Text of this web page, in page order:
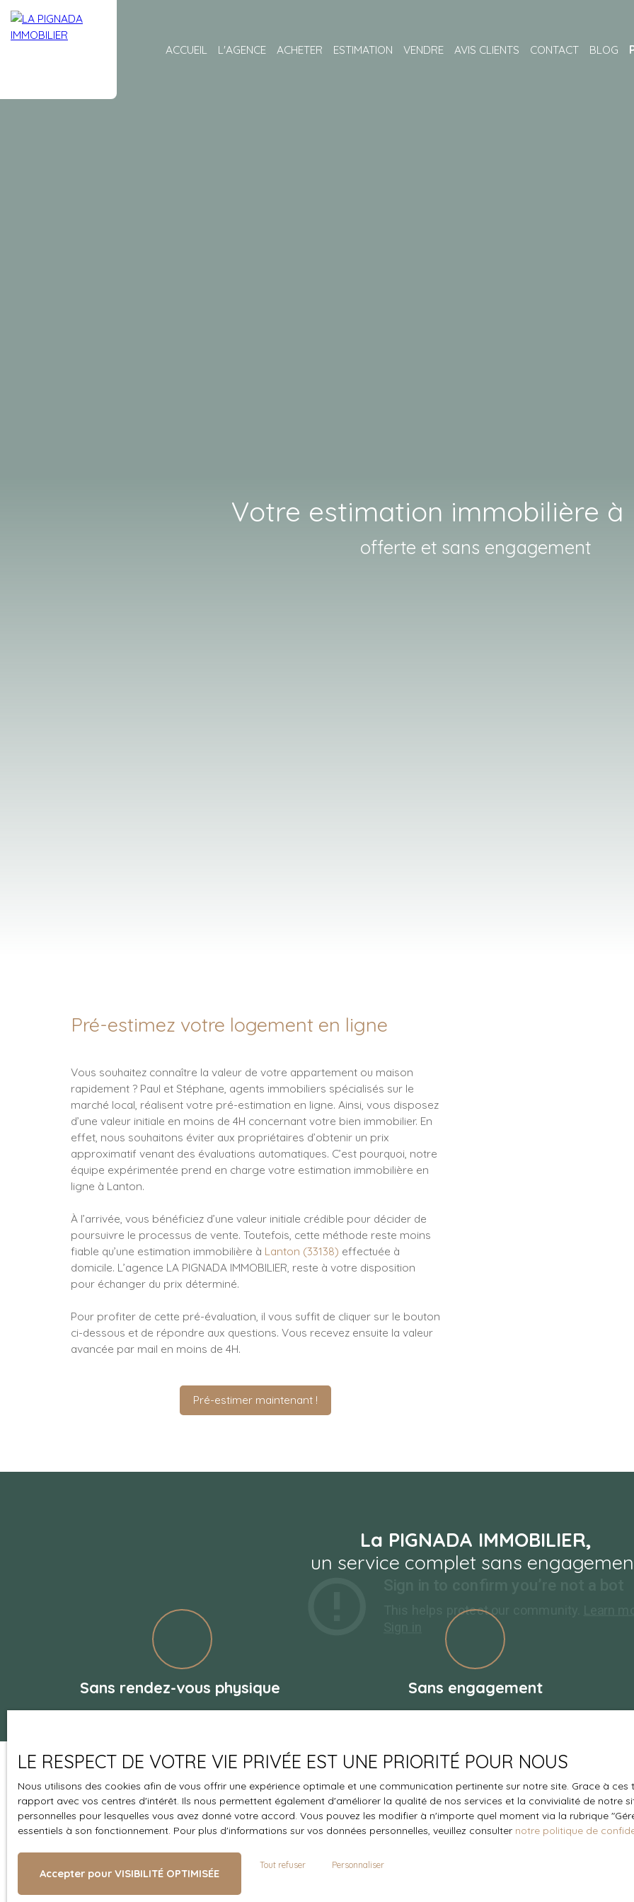
ACCUEIL L'AGENCE ACHETER ESTIMATION VENDRE AVIS CLIENTS CONTACT BLOG
Votre estimation immobilière à
offerte et sans engagement
Pré-estimez votre logement en ligne
Vous souhaitez connaître la valeur de votre appartement ou maison
rapidement ? Paul et Stéphane, agents immobiliers spécialisés sur le
marché local, réalisent votre pré-estimation en ligne. Ainsi, vous disposez
d’une valeur initiale en moins de 4H concernant votre bien immobilier. En
effet, nous souhaitons éviter aux propriétaires d’obtenir un prix
approximatif venant des évaluations automatiques. C’est pourquoi, notre
équipe expérimentée prend en charge votre estimation immobilière en
ligne à Lanton.
À l’arrivée, vous bénéficiez d’une valeur initiale crédible pour décider de
poursuivre le processus de vente. Toutefois, cette méthode reste moins
fiable qu’une estimation immobilière à Lanton (33138) effectuée à
domicile. L’agence LA PIGNADA IMMOBILIER, reste à votre disposition
pour échanger du prix déterminé.
Pour profiter de cette pré-évaluation, il vous suffit de cliquer sur le bouton
ci-dessous et de répondre aux questions. Vous recevez ensuite la valeur
avancée par mail en moins de 4H.
Pré-estimer maintenant !
La PIGNADA IMMOBILIER,
un service complet sans
Sans rendez-vous physique Sans engagement
Profitez
domicile
LE RESPECT DE VOTRE VIE PRIVÉE EST UNE PRIORITÉ POUR NOUS
Nous utilisons des cookies afin de vous offrir une expérience optimale et une communication pertinente sur notre site. Grace à
rapport avec vos centres d'intérêt. Ils nous permettent également d'améliorer la qualité de nos services et la convivialité de notre
personnelles pour lesquelles vous avez donné votre accord. Vous pouvez les modifier à n'importe quel moment via la rubrique
essentiels à son fonctionnement. Pour plus d'informations sur vos données personnelles, veuillez consulter notre politique de
Accepter pour VISIBILITÉ OPTIMISÉE
Tout refuser Personnaliser